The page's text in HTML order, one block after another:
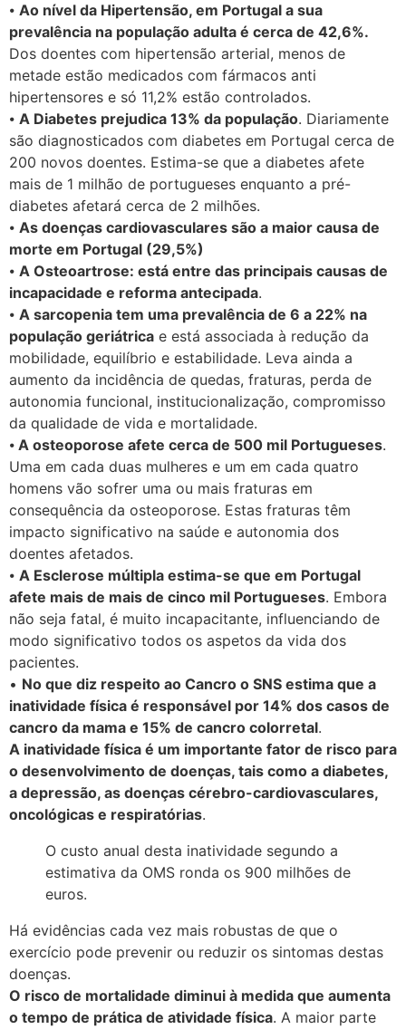
⦁ Ao nível da Hipertensão, em Portugal a sua
prevalência na população adulta é cerca de 42,6%.
Dos doentes com hipertensão arterial, menos de
metade estão medicados com fármacos anti
hipertensores e só 11,2% estão controlados.
⦁ A Diabetes prejudica 13% da população. Diariamente
são diagnosticados com diabetes em Portugal cerca de
200 novos doentes. Estima-se que a diabetes afete
mais de 1 milhão de portugueses enquanto a pré-
diabetes afetará cerca de 2 milhões.
⦁ As doenças cardiovasculares são a maior causa de
morte em Portugal (29,5%)
⦁ A Osteoartrose: está entre das principais causas de
incapacidade e reforma antecipada.
⦁ A sarcopenia tem uma prevalência de 6 a 22% na
população geriátrica e está associada à redução da
mobilidade, equilíbrio e estabilidade. Leva ainda a
aumento da incidência de quedas, fraturas, perda de
autonomia funcional, institucionalização, compromisso
da qualidade de vida e mortalidade.
⦁ A osteoporose afete cerca de 500 mil Portugueses.
Uma em cada duas mulheres e um em cada quatro
homens vão sofrer uma ou mais fraturas em
consequência da osteoporose. Estas fraturas têm
impacto significativo na saúde e autonomia dos
doentes afetados.
⦁ A Esclerose múltipla estima-se que em Portugal
afete mais de mais de cinco mil Portugueses. Embora
não seja fatal, é muito incapacitante, influenciando de
modo significativo todos os aspetos da vida dos
pacientes.
• No que diz respeito ao Cancro o SNS estima que a
inatividade física é responsável por 14% dos casos de
cancro da mama e 15% de cancro colorretal.
A inatividade física é um importante fator de risco para
o desenvolvimento de doenças, tais como a diabetes,
a depressão, as doenças cérebro-cardiovasculares,
oncológicas e respiratórias.
O custo anual desta inatividade segundo a
estimativa da OMS ronda os 900 milhões de
euros.
Há evidências cada vez mais robustas de que o
exercício pode prevenir ou reduzir os sintomas destas
doenças.
O risco de mortalidade diminui à medida que aumenta
o tempo de prática de atividade física. A maior parte